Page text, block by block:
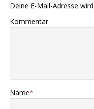
Deine E-Mail-Adresse
Kommentar
Name*